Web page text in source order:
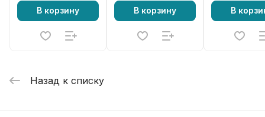
В корзину В корзину В
Назад к списку